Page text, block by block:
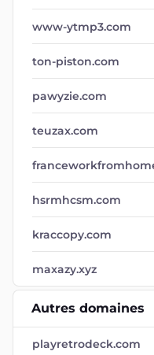
www-ytmp3.com
ton-piston.com
pawyzie.com
teuzax.com
hsrmhcsm.com
kraccopy.com
maxazy.xyz
Autres domaines
playretrodeck.com